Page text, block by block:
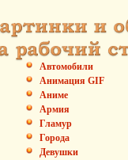
Автомобили
Анимация GIF
Аниме
Армия
Гламур
Города
Девушки